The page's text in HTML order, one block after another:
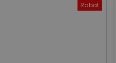
Rabat